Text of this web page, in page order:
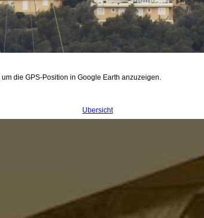
um die GPS-Position in Google Earth anzuzeigen.
Übersicht